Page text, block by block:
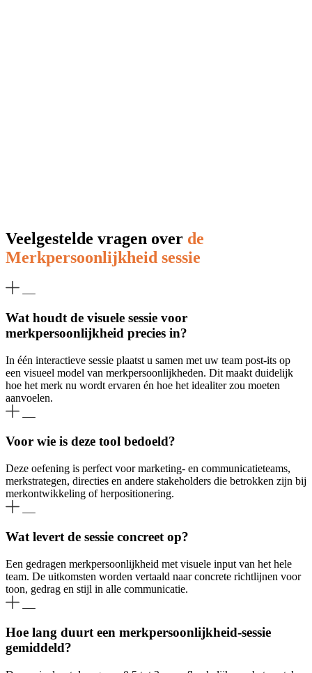
Veelgestelde vragen over de
Merkpersoonlijkheid sessie
Wat houdt de visuele sessie voor
merkpersoonlijkheid precies in?
In één interactieve sessie plaatst u samen met uw team post-its op
een visueel model van merkpersoonlijkheden. Dit maakt duidelijk
hoe het merk nu wordt ervaren én hoe het idealiter zou moeten
aanvoelen.
Voor wie is deze tool bedoeld?
Deze oefening is perfect voor marketing- en communicatieteams,
merkstrategen, directies en andere stakeholders die betrokken zijn bij
merkontwikkeling of herpositionering.
Wat levert de sessie concreet op?
Een gedragen merkpersoonlijkheid met visuele input van het hele
team. De uitkomsten worden vertaald naar concrete richtlijnen voor
toon, gedrag en stijl in alle communicatie.
Hoe lang duurt een merkpersoonlijkheid-sessie
gemiddeld?